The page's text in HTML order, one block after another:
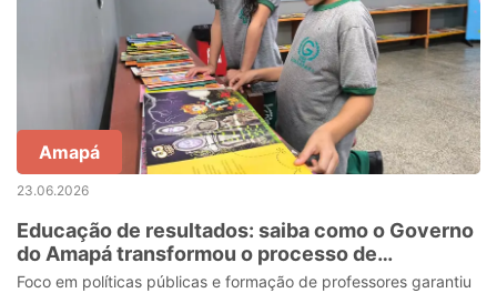
Amapá
23.06.2026
Educação de resultados: saiba como o Governo
do Amapá transformou o processo de
alfabetização em todo o estado
Foco em políticas públicas e formação de professores garantiu